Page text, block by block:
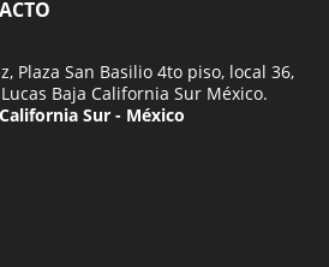
Plaza San Basilio 4to piso, local 36,
Baja California Sur México.
Sur - México